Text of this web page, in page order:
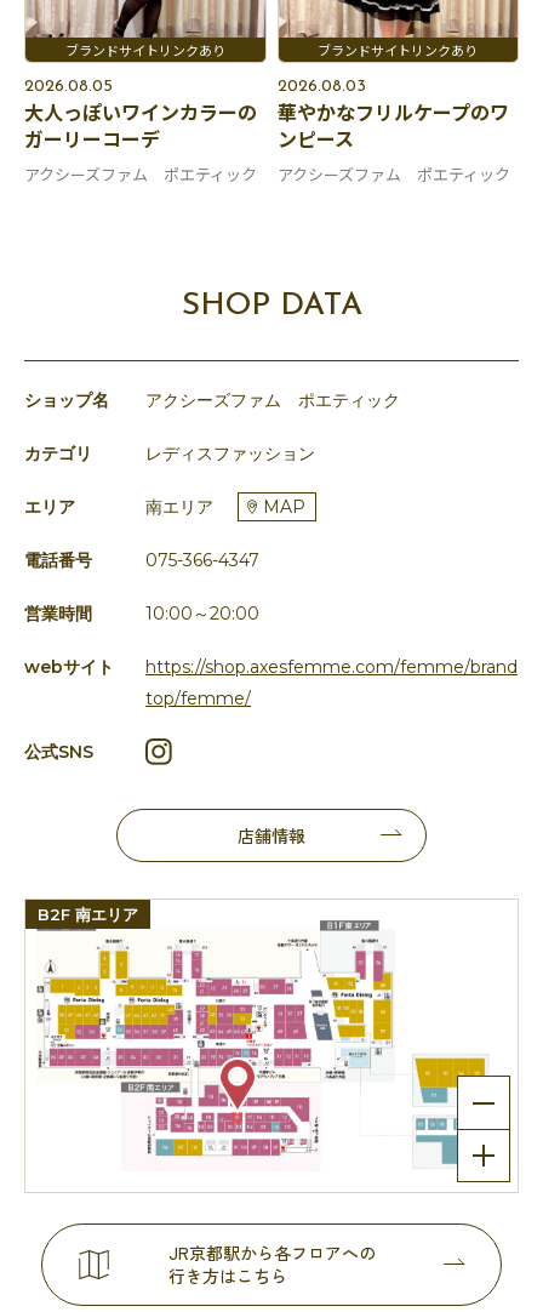
2026.08.05
大人っぽいワインカラーの
ガーリーコーデ
アクシーズファム ポエティック
2026.08.03
華やかなフリルケープのワ
ンピース
アクシーズファム ポエティック
SHOP DATA
ショップ名 アクシーズファム ポエティック
カテゴリ レディスファッション
エリア 南エリア MAP
電話番号 075-366-4347
営業時間 10:00～20:00
webサイト
https://shop.axesfemme.com/femme/brand
top/femme/
公式SNS
店舗情報
B2F 南エリア
JR京都駅から各フロアへの
行き方はこちら